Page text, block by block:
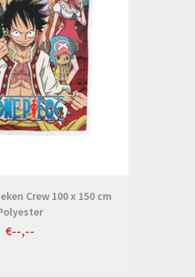
Crew 100 x 150 cm
€--,--